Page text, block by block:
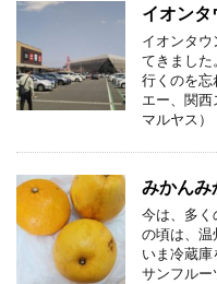
イオンタ
イオンタウ
てきました
行くのを忘
エー、関
マルヤス）
みかんみ
今は、多く
の頃は、温
いま冷蔵庫
サンフルー